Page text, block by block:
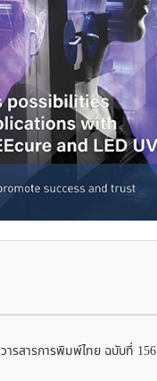
วารสารการพิมพ์ไทย ฉบับที่ 156